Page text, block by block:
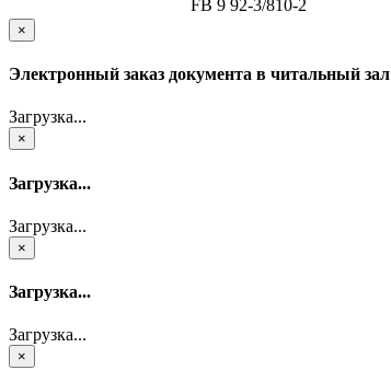
FB 9 92-3/810-2
×
Электронный заказ документа в читальный зал
Загрузка...
×
Загрузка...
Загрузка...
×
Загрузка...
Загрузка...
×